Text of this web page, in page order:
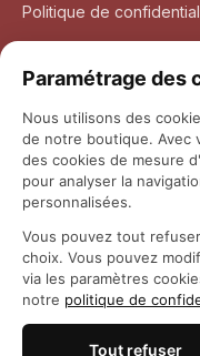
Politique de
Politique de retour et
Coordonnées
Questions
Paramétrage des
Nous utilisons des
de notre boutique. Avec
des cookies de mesure
pour analyser la
personnalisées.
Vous pouvez tout
choix. Vous pouvez
via les paramètres
notre politique de
Tout refuser